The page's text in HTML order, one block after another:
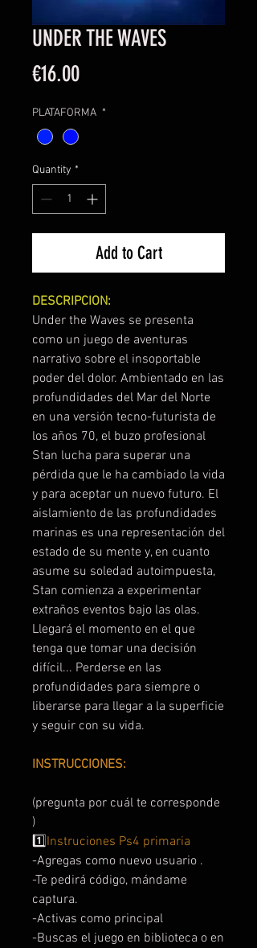
UNDER THE WAVES
€16.00Price
PLATAFORMA *
Quantity *
Add to Cart
DESCRIPCION:
Under the Waves se presenta
como un juego de aventuras
narrativo sobre el insoportable
poder del dolor. Ambientado en las
profundidades del Mar del Norte
en una versión tecno-futurista de
los años 70, el buzo profesional
Stan lucha para superar una
pérdida que le ha cambiado la vida
y para aceptar un nuevo futuro. El
aislamiento de las profundidades
marinas es una representación del
estado de su mente y, en cuanto
asume su soledad autoimpuesta,
Stan comienza a experimentar
extraños eventos bajo las olas.
Llegará el momento en el que
tenga que tomar una decisión
difícil... Perderse en las
profundidades para siempre o
liberarse para llegar a la superficie
y seguir con su vida.
INSTRUCCIONES:
(pregunta por cuál te corresponde
)
1️⃣Instruciones Ps4 primaria
-Agregas como nuevo usuario .
-Te pedirá código, mándame
captura.
-Activas como principal
-Buscas el juego en biblioteca o en